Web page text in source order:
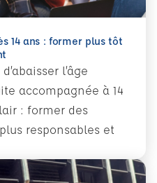
14 ans : former plus tôt
l’âge
accompagnée à 14
: former des
responsables et
14 ans : former plus tôt pour